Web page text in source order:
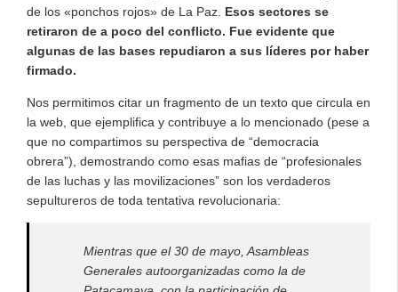
de los «ponchos rojos» de La Paz. Esos sectores se
retiraron de a poco del conflicto. Fue evidente que
algunas de las bases repudiaron a sus líderes por haber
firmado.
Nos permitimos citar un fragmento de un texto que circula en
la web, que ejemplifica y contribuye a lo mencionado (pese a
que no compartimos su perspectiva de “democracia
obrera”), demostrando como esas mafias de “profesionales
de las luchas y las movilizaciones” son los verdaderos
sepultureros de toda tentativa revolucionaria:
Mientras que el 30 de mayo, Asambleas
Generales autoorganizadas como la de